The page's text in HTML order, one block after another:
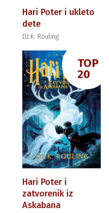
Hari Poter i ukleto
dete
Dž.K. Rouling
TOP
20
Hari Poter i
zatvorenik iz
Askabana